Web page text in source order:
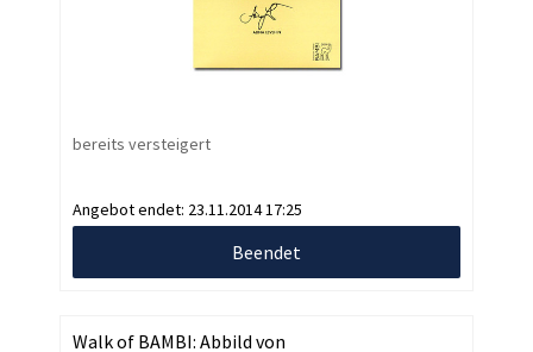
bereits versteigert
Angebot endet: 23.11.2014 17:25
Beendet
Walk of BAMBI: Abbild von